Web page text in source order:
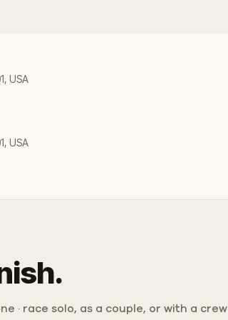
USA
USA
· race solo, as a couple, or with a crew